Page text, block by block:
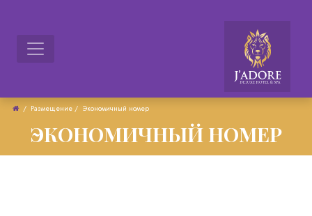
/ Размещение / Экономичный номер​
ЭКОНОМИЧНЫЙ НОМЕР